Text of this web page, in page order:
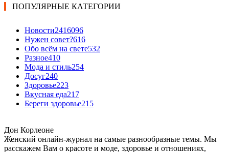
ПОПУЛЯРНЫЕ КАТЕГОРИИ
Новости2416096
Нужен совет?616
Обо всём на свете532
Разное410
Мода и стиль254
Досуг240
Здоровье223
Вкусная еда217
Береги здоровье215
Дон Корлеоне
Женский онлайн-журнал на самые разнообразные темы. Мы
расскажем Вам о красоте и моде, здоровье и отношениях,